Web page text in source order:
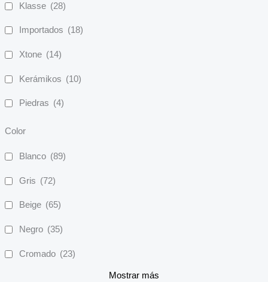
Klasse (28)
Importados (18)
Xtone (14)
Kerámikos (10)
Piedras (4)
Color
Blanco (89)
Gris (72)
Beige (65)
Negro (35)
Cromado (23)
Mostrar más